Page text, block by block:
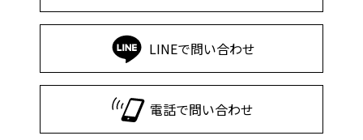
LINEで問い合わせ
電話で問い合わせ